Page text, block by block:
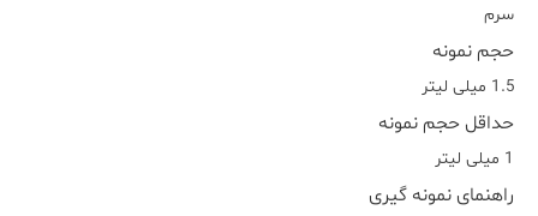
سرم
حجم نمونه
1.5 میلی لیتر
حداقل حجم نمونه
1 میلی لیتر
راهنمای نمونه گیری